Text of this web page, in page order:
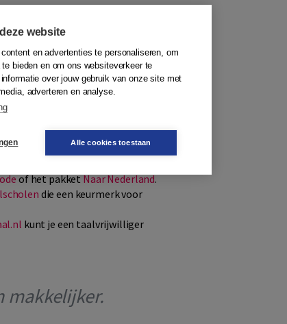
als je in jouw thuisland al een
Nederland een
(Engels)
te leren. Als je de taal
communiceren en met de
of het pakketNaar Nederland.
die een keurmerk voor
kunt je een taalvrijwilliger
makkelijker.
website
en advertenties te personaliseren, om
bieden en om ons websiteverkeer te
over jouw gebruik van onze site met
adverteren en analyse.
Alle cookies toestaan